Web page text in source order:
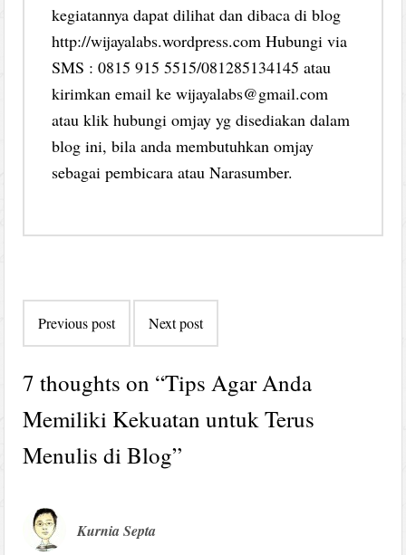
kegiatannya dapat dilihat dan dibaca di blog
http://wijayalabs.wordpress.com Hubungi via
SMS : 0815 915 5515/081285134145 atau
kirimkan email ke wijayalabs@gmail.com
atau klik hubungi omjay yg disediakan dalam
blog ini, bila anda membutuhkan omjay
sebagai pembicara atau Narasumber.
navigation
Previous post Next post
7 thoughts on “Tips Agar Anda
Memiliki Kekuatan untuk Terus
Menulis di Blog”
Kurnia Septa